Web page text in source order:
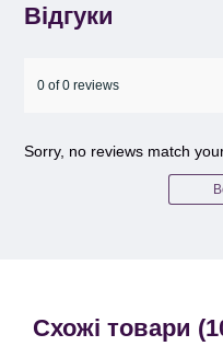
Відгуки
0 of 0 reviews
Sorry, no reviews match
Схожі товари (